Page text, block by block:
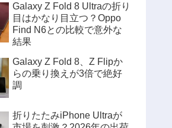
Galaxy Z Fold 8 Ultraの折り
目はかなり目立つ？Oppo
Find N6との比較で意外な
結果
Galaxy Z Fold 8、Z Flipか
らの乗り換えが3倍で絶好
調
折りたたみiPhone Ultraが